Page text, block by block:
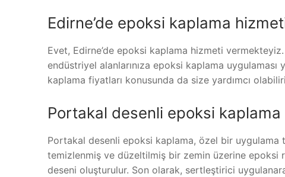
Edirne’de epoksi kaplama
Evet, Edirne’de epoksi kaplama hizmeti
endüstriyel alanlarınıza epoksi kaplama
kaplama fiyatları konusunda da size yardımcı
Portakal desenli epoksi kaplama
Portakal desenli epoksi kaplama, özel bir
temizlenmiş ve düzeltilmiş bir zemin üzerine epoksi
deseni oluşturulur. Son olarak, sertleştirici